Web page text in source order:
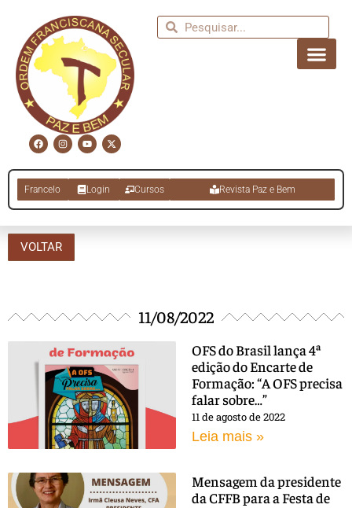
Francelo Login Cursos Revista Paz e Bem
VOLTAR
11/08/2022
OFS do Brasil lança 4ª
edição do Encarte de
Formação: “A OFS precisa
falar sobre…”
11 de agosto de 2022
Leia mais »
Mensagem da presidente
da CFFB para a Festa de